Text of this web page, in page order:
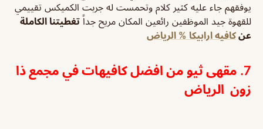
يوفقهم جاء عليه كثير كلام وتحمست له جربت الكميكس تقييمي
للقهوة جيد الموظفين رائعين المكان مريح جداً تغطيتنا الكاملة
عنكافيه ارابيكا % الرياض
7. مقهى ثيو من افضل كافيهات في مجمع ذا
زون الرياض